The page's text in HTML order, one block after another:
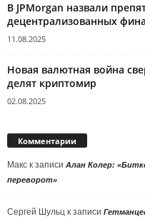
В JPMorgan назвали
децентрализованных
11.08.2025
Новая валютная война
делят криптомир
02.08.2025
Комментарии
Макс к записи Алан Колер:
переворот»
Сергей Шульц к записи